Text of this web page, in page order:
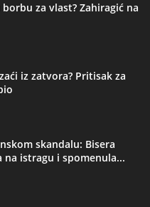
borbu za vlast? Zahiragić na
iz zatvora? Pritisak za
skandalu: Bisera
na istragu i spomenula...